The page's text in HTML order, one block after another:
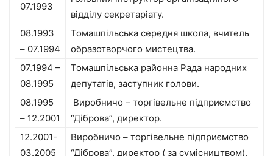
07.1993
відділу секретаріату.
08.1993
– 07.1994
Томашпільська середня школа, вчитель
образотворчого мистецтва.
07.1994 –
08.1995
Томашпільська районна Рада народних
депутатів, заступник голови.
08.1995
– 12.2001
Виробничо – торгівельне підприємство
“Діброва”, директор.
12.2001-
03.2005
Виробничо – торгівельне підприємство
“Діброва”, директор ( за сумісництвом).